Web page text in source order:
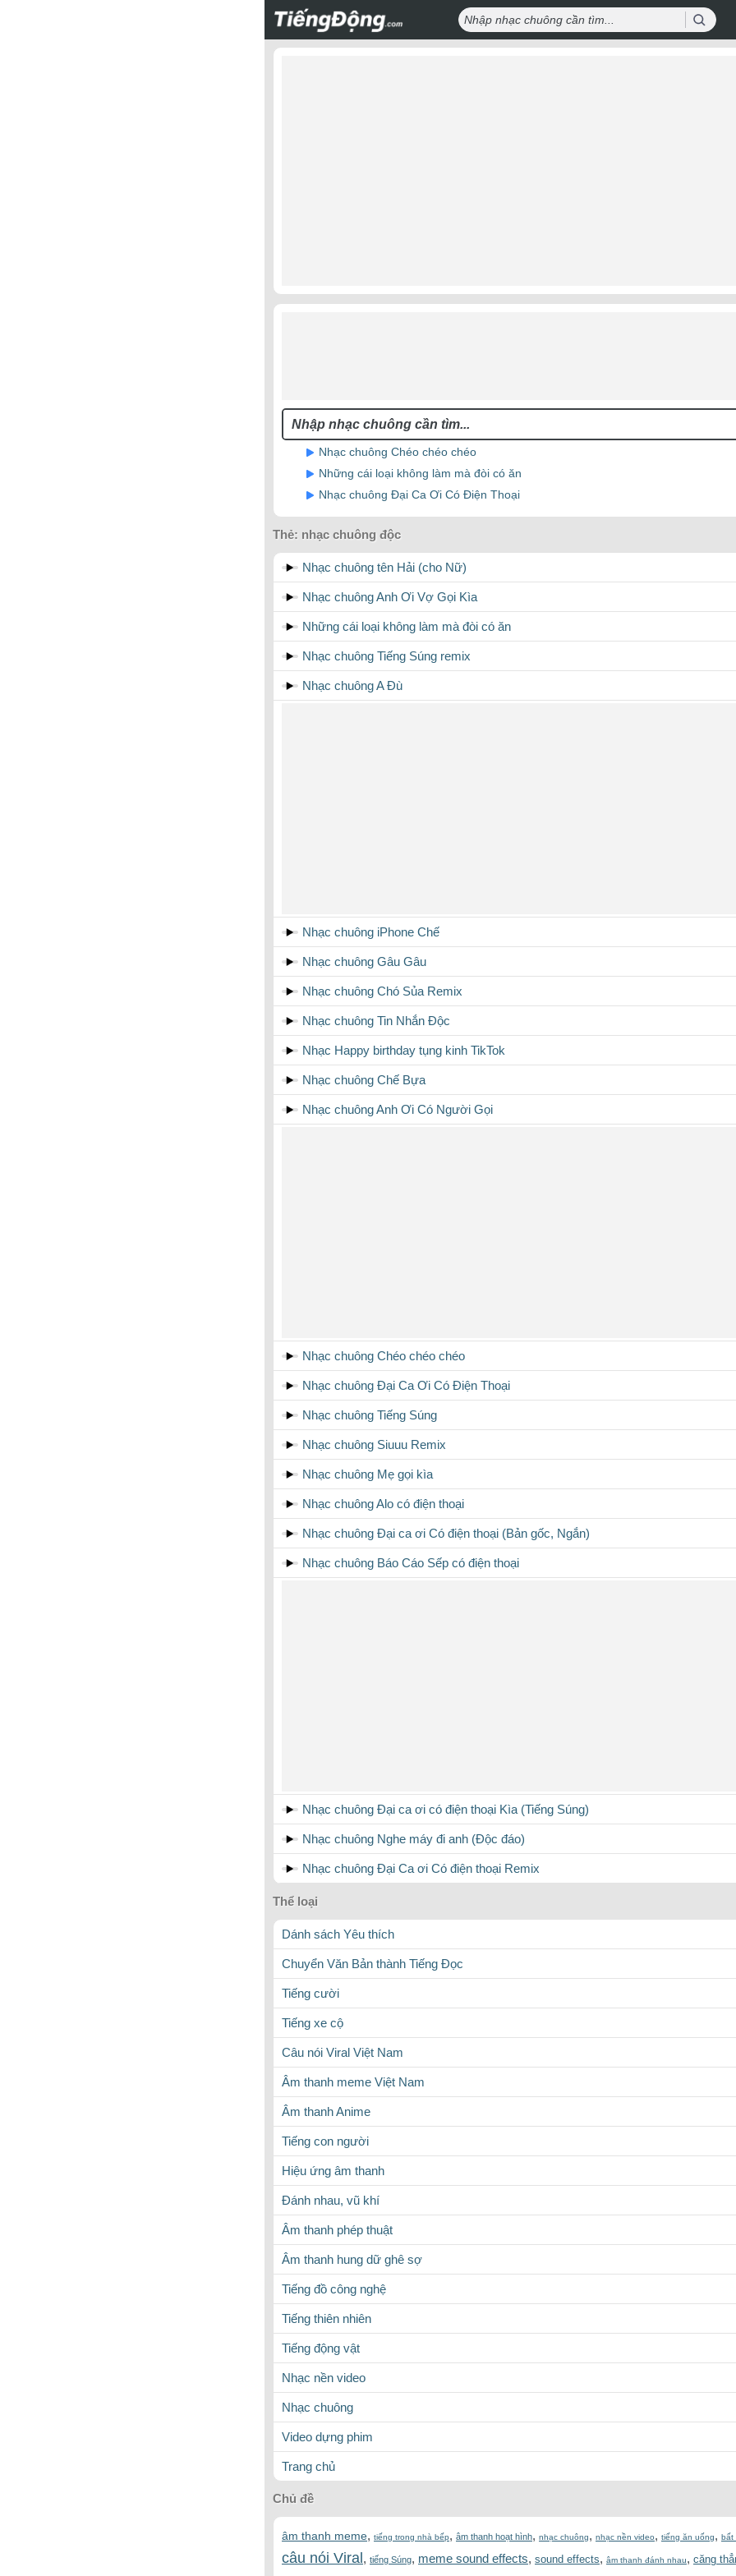
Nhạc chuông Chéo chéo chéo
Những cái loại không làm mà đòi có ăn
Nhạc chuông Đại Ca Ơi Có Điện Thoại
Thẻ: nhạc chuông độc
Nhạc chuông tên Hải (cho Nữ)
Nhạc chuông Anh Ơi Vợ Gọi Kìa
Những cái loại không làm mà đòi có ăn
Nhạc chuông Tiếng Súng remix
Nhạc chuông A Đù
Nhạc chuông iPhone Chế
Nhạc chuông Gâu Gâu
Nhạc chuông Chó Sủa Remix
Nhạc chuông Tin Nhắn Độc
Nhạc Happy birthday tụng kinh TikTok
Nhạc chuông Chế Bựa
Nhạc chuông Anh Ơi Có Người Gọi
Nhạc chuông Chéo chéo chéo
Nhạc chuông Đại Ca Ơi Có Điện Thoại
Nhạc chuông Tiếng Súng
Nhạc chuông Siuuu Remix
Nhạc chuông Mẹ gọi kìa
Nhạc chuông Alo có điện thoại
Nhạc chuông Đại ca ơi Có điện thoại (Bản gốc, Ngắn)
Nhạc chuông Báo Cáo Sếp có điện thoại
Nhạc chuông Đại ca ơi có điện thoại Kìa (Tiếng Súng)
Nhạc chuông Nghe máy đi anh (Độc đáo)
Nhạc chuông Đại Ca ơi Có điện thoại Remix
Thể loại
Dánh sách Yêu thích
Chuyển Văn Bản thành Tiếng Đọc
Tiếng cười
Tiếng xe cộ
Câu nói Viral Việt Nam
Âm thanh meme Việt Nam
Âm thanh Anime
Tiếng con người
Hiệu ứng âm thanh
Đánh nhau, vũ khí
Âm thanh phép thuật
Âm thanh hung dữ ghê sợ
Tiếng đồ công nghệ
Tiếng thiên nhiên
Tiếng động vật
Nhạc nền video
Nhạc chuông
Video dựng phim
Trang chủ
Chủ đề
âm thanh meme, tiếng trong nhà bếp, âm thanh hoạt hình, nhạc chuông, nhạc nền video, tiếng ăn uống, bất
câu nói Viral , tiếng Súng, meme sound effects, sound effects, âm thanh đánh nhau, căng